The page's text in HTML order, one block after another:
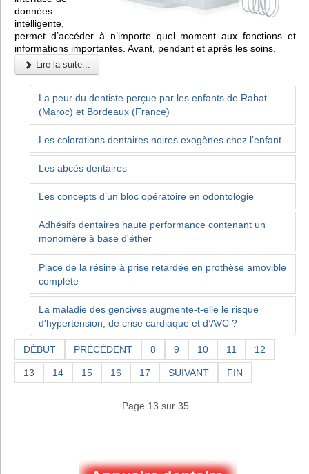
données
intelligente,
permet d’accéder à n’importe quel moment aux fonctions et
informations importantes. Avant, pendant et après les soins.
Lire la suite...
La peur du dentiste perçue par les enfants de Rabat
(Maroc) et Bordeaux (France)
Les colorations dentaires noires exogènes chez l’enfant
Les abcès dentaires
Les concepts d’un bloc opératoire en odontologie
Adhésifs dentaires haute performance contenant un
monomère à base d'éther
Place de la résine à prise retardée en prothèse amovible
complète
La maladie des gencives augmente-t-elle le risque
d'hypertension, de crise cardiaque et d’AVC ?
DÉBUT PRÉCÉDENT 8 9 10 11 12
13 14 15 16 17 SUIVANT FIN
Page 13 sur 35